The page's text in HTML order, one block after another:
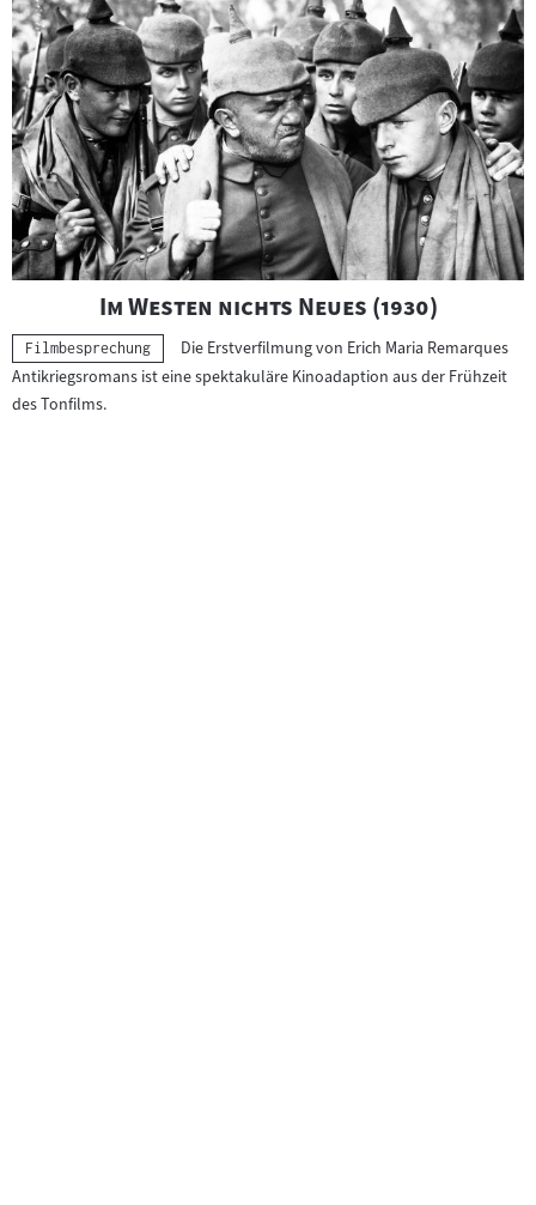
"
Im Westen nichts Neues (1930)"
Kategorie:
Filmbesprechung
Die Erstverfilmung von Erich Maria Remarques
Antikriegsromans ist eine spektakuläre Kinoadaption aus der Frühzeit
des Tonfilms.